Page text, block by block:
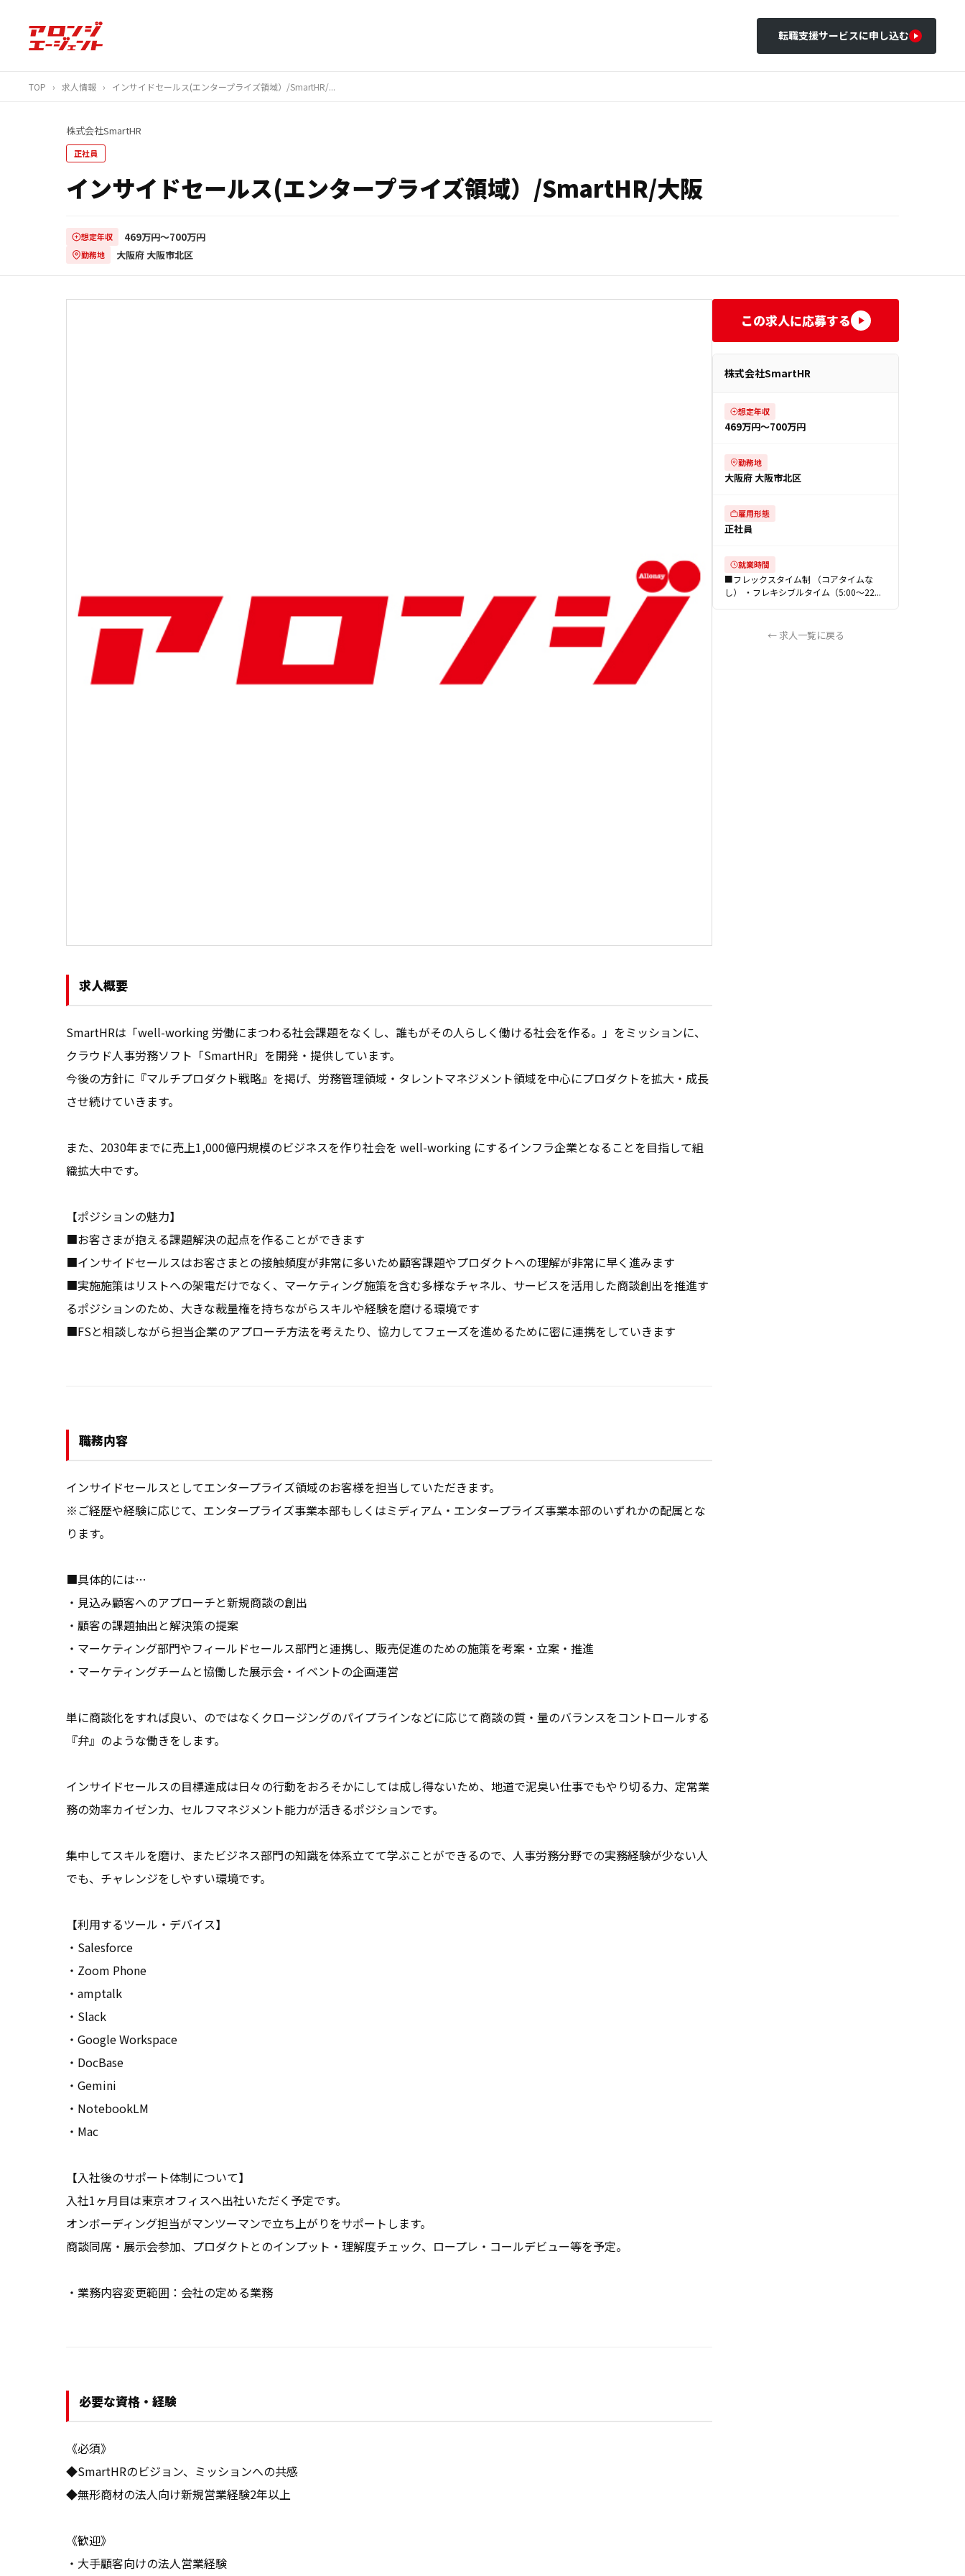
転職支援サービスに申し込む
TOP › 求人情報 › インサイドセールス(エンタープライズ領域）/SmartHR/...
株式会社SmartHR
正社員
インサイドセールス(エンタープライズ領域）/SmartHR/大阪
想定年収 469万円〜700万円
勤務地 大阪府 大阪市北区
求人概要
SmartHRは「well-working 労働にまつわる社会課題をなくし、誰もがその人らしく働ける社会を作る。」をミッションに、
クラウド人事労務ソフト「SmartHR」を開発・提供しています。
今後の方針に『マルチプロダクト戦略』を掲げ、労務管理領域・タレントマネジメント領域を中心にプロダクトを拡大・成長
させ続けていきます。
また、2030年までに売上1,000億円規模のビジネスを作り社会を well-working にするインフラ企業となることを目指して組
織拡大中です。
【ポジションの魅力】
■お客さまが抱える課題解決の起点を作ることができます
■インサイドセールスはお客さまとの接触頻度が非常に多いため顧客課題やプロダクトへの理解が非常に早く進みます
■実施施策はリストへの架電だけでなく、マーケティング施策を含む多様なチャネル、サービスを活用した商談創出を推進す
るポジションのため、大きな裁量権を持ちながらスキルや経験を磨ける環境です
■FSと相談しながら担当企業のアプローチ方法を考えたり、協力してフェーズを進めるために密に連携をしていきます
職務内容
インサイドセールスとしてエンタープライズ領域のお客様を担当していただきます。
※ご経歴や経験に応じて、エンタープライズ事業本部もしくはミディアム・エンタープライズ事業本部のいずれかの配属とな
ります。
■具体的には…
・見込み顧客へのアプローチと新規商談の創出
・顧客の課題抽出と解決策の提案
・マーケティング部門やフィールドセールス部門と連携し、販売促進のための施策を考案・立案・推進
・マーケティングチームと協働した展示会・イベントの企画運営
単に商談化をすれば良い、のではなくクロージングのパイプラインなどに応じて商談の質・量のバランスをコントロールする
『弁』のような働きをします。
インサイドセールスの目標達成は日々の行動をおろそかにしては成し得ないため、地道で泥臭い仕事でもやり切る力、定常業
務の効率カイゼン力、セルフマネジメント能力が活きるポジションです。
集中してスキルを磨け、またビジネス部門の知識を体系立てて学ぶことができるので、人事労務分野での実務経験が少ない人
でも、チャレンジをしやすい環境です。
【利用するツール・デバイス】
・Salesforce
・Zoom Phone
・amptalk
・Slack
・Google Workspace
・DocBase
・Gemini
・NotebookLM
・Mac
【入社後のサポート体制について】
入社1ヶ月目は東京オフィスへ出社いただく予定です。
オンボーディング担当がマンツーマンで立ち上がりをサポートします。
商談同席・展示会参加、プロダクトとのインプット・理解度チェック、ロープレ・コールデビュー等を予定。
・業務内容変更範囲：会社の定める業務
必要な資格・経験
《必須》
◆SmartHRのビジョン、ミッションへの共感
◆無形商材の法人向け新規営業経験2年以上
《歓迎》
・大手顧客向けの法人営業経験
この求人に応募する
株式会社SmartHR
想定年収
469万円〜700万円
勤務地
大阪府 大阪市北区
雇用形態
正社員
就業時間
■フレックスタイム制 （コアタイムな
し） ・フレキシブルタイム（5:00〜22...
← 求人一覧に戻る